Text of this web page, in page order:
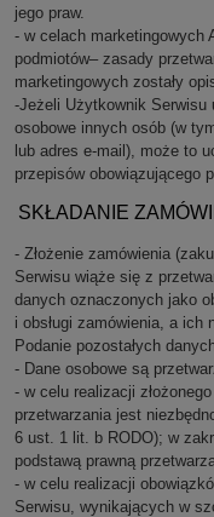
jego praw.
- w celach marketingowych
podmiotów– zasady
marketingowych zostały
-Jeżeli Użytkownik Serwisu
osobowe innych osób (w
lub adres e-mail), może to
przepisów obowiązującego
SKŁADANIE
- Złożenie zamówienia
Serwisu wiąże się z
danych oznaczonych jako
i obsługi zamówienia, a ich
Podanie pozostałych
- Dane osobowe są
- w celu realizacji
przetwarzania jest
6 ust. 1 lit. b RODO); w
podstawą prawną
- w celu realizacji
Serwisu, wynikających w